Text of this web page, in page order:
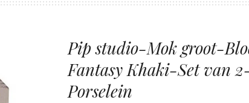
Pip studio-Mok groot-
Fantasy Khaki-Set van
Porselein